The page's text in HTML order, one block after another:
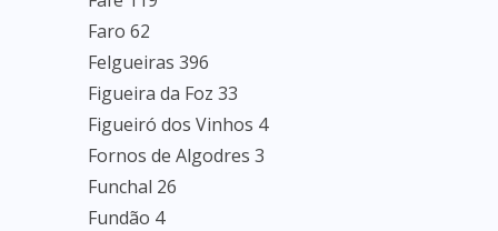
Faro 62
Felgueiras 396
Figueira da Foz 33
Figueiró dos Vinhos 4
Fornos de Algodres 3
Funchal 26
Fundão 4